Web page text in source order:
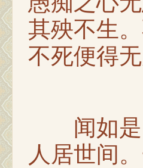
其殃不生
不死便得
闻如是
人居世间